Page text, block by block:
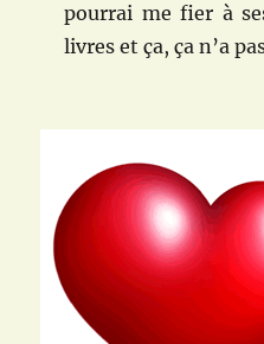
pourrai me fier à
livres et ça, ça n’a